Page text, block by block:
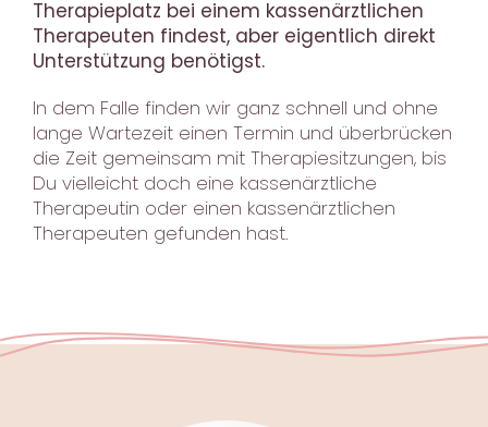
Therapieplatz bei einem kassenärztlichen
Therapeuten findest, aber eigentlich direkt
Unterstützung benötigst.
In dem Falle finden wir ganz schnell und ohne
lange Wartezeit einen Termin und überbrücken
die Zeit gemeinsam mit Therapiesitzungen, bis
Du vielleicht doch eine kassenärztliche
Therapeutin oder einen kassenärztlichen
Therapeuten gefunden hast.